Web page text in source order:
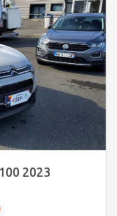
2023